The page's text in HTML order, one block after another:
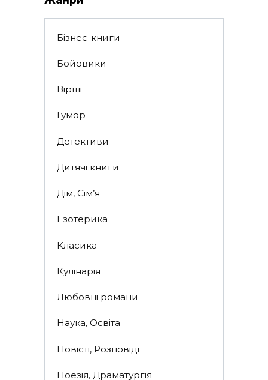
Бізнес-книги
Бойовики
Вірші
Гумор
Детективи
Дитячі книги
Дім, Сім’я
Езотерика
Класика
Кулінарія
Любовні романи
Наука, Освіта
Повісті, Розповіді
Поезія, Драматургія